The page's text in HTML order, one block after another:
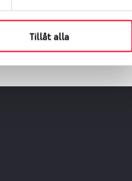
Tillåt alla